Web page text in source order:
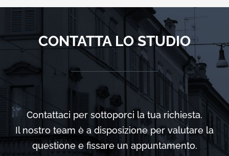
CONTATTA LO STUDIO
Contattaci per sottoporci la tua richiesta.
Il nostro team è a disposizione per valutare la
questione e fissare un appuntamento.